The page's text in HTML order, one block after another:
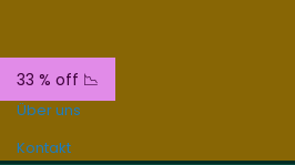
33 % off 📉
Über uns
Kontakt